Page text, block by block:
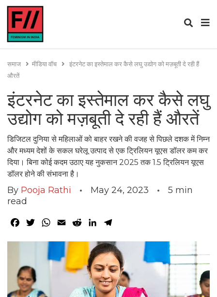
समाज मीडिया वॉच
इंटरनेट का इस्तेमाल कर कैसे लघु उद्योग को मज़बूती दे रही हैं
औरतें
इंटरनेट का इस्तेमाल कर कैसे लघु
उद्योग को मज़बूती दे रही हैं औरतें
डिजिटल दुनिया से महिलाओं को बाहर रखने की वजह से पिछले दशक में निम्न
और मध्यम देशों के सकल घरेलू उत्पाद से एक ट्रिलियन यूएस डॉलर कम कर
दिया। बिना कोई कदम उठाए यह नुकसान 2025 तक 1.5 ट्रिलियन यूएस
डॉलर होने की संभावना है।
By Pooja Rathi May 24, 2023 5 min
read
Facebook
TwitterWhatsApp
Email RedditLinkedIn